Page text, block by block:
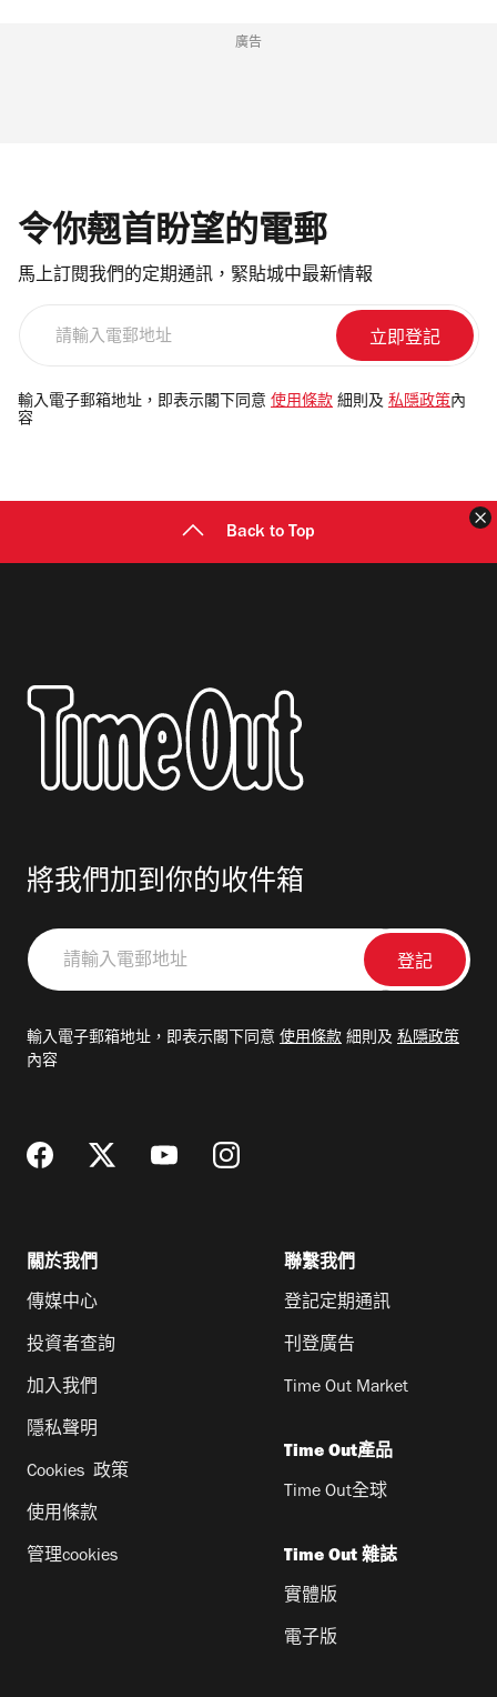
廣告
令你翹首盼望的電郵
馬上訂閱我們的定期通訊，緊貼城中最新情報
電
郵
輸入電子郵箱地址，即表示閣下同意 使用條款 細則及 私隱政策 內
容
Back to Top
將我們加到你的收件箱
請
輸
郵
輸入電子郵箱地址，即表示閣下同意 使用條款 細則及 私隱政策
內容
關於我們
傳媒中心
投資者查詢
加入我們
隱私聲明
Cookies 政策
使用條款
管理cookies
聯繫我們
登記定期通訊
刊登廣告
Time Out Market
Time Out產品
Time Out全球
Time Out 雜誌
實體版
電子版